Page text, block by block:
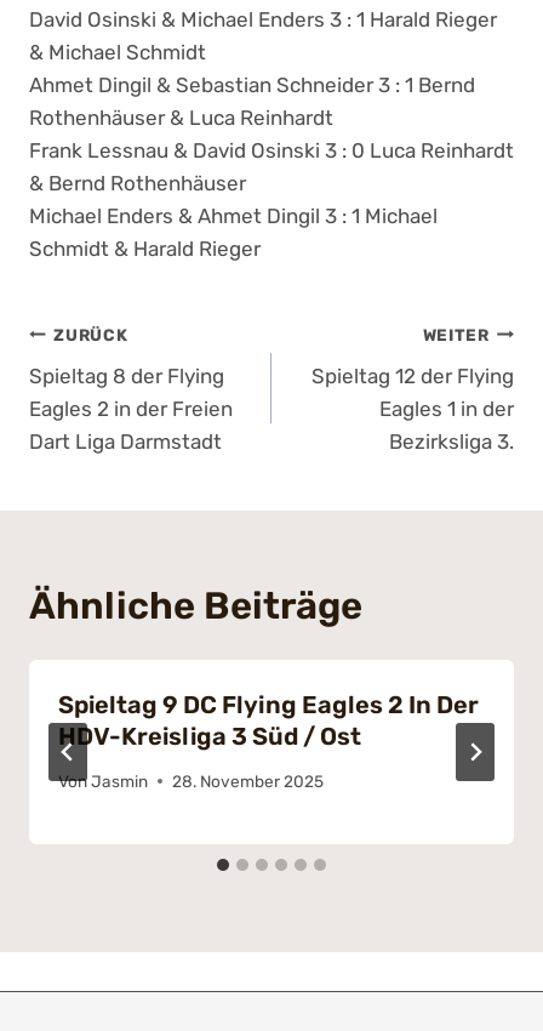
David Osinski & Michael Enders 3 : 1 Harald Rieger
& Michael Schmidt
Ahmet Dingil & Sebastian Schneider 3 : 1 Bernd
Rothenhäuser & Luca Reinhardt
Frank Lessnau & David Osinski 3 : 0 Luca Reinhardt
& Bernd Rothenhäuser
Michael Enders & Ahmet Dingil 3 : 1 Michael
Schmidt & Harald Rieger
Beitragsnavigation
ZURÜCK
Spieltag 8 der Flying
Eagles 2 in der Freien
Dart Liga Darmstadt
WEITER
Spieltag 12 der Flying
Eagles 1 in der
Bezirksliga 3.
Ähnliche Beiträge
Spieltag 9 DC Flying Eagles 2 In Der
HDV-Kreisliga 3 Süd / Ost
VonJasmin 28. November 2025